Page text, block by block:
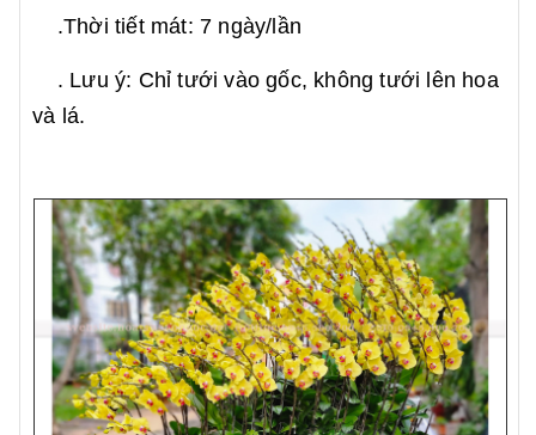
.Thời tiết mát: 7 ngày/lần
. Lưu ý: Chỉ tưới vào gốc, không tưới lên hoa
và lá.